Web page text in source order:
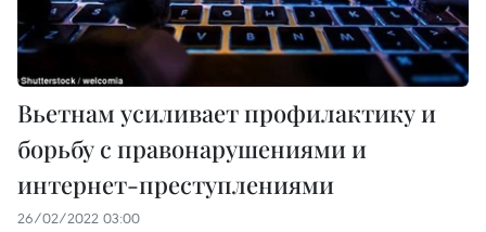
Вьетнам усиливает профилактику и
борьбу с правонарушениями и
интернет-преступлениями
26/02/2022 03:00